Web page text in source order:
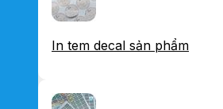
In tem decal sản phẩm